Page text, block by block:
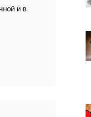
и в